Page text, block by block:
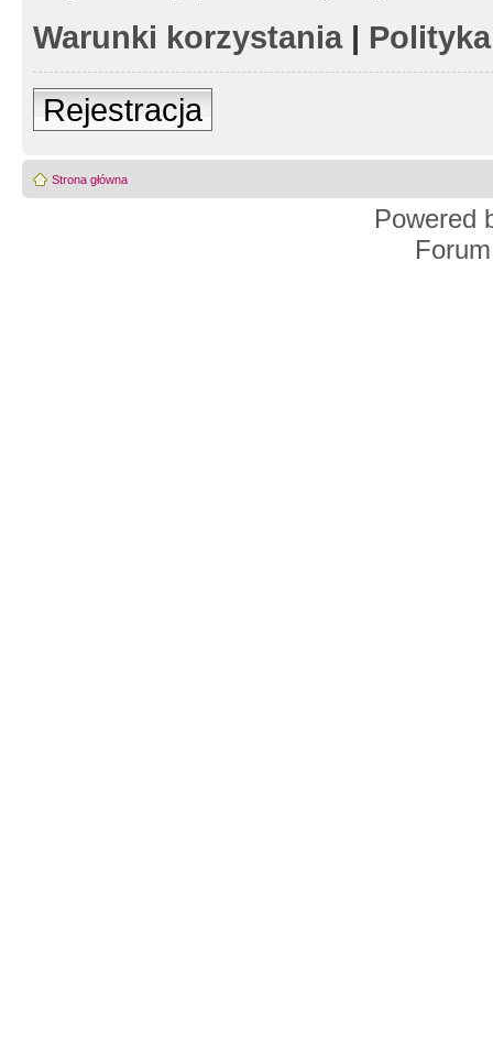
Warunki korzystania|
Rejestracja
Strona główna
Powered